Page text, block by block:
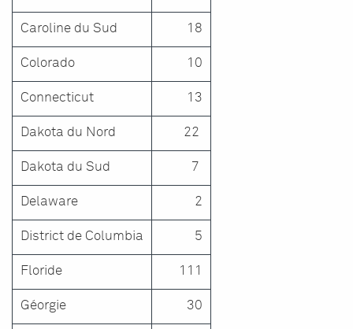
Caroline du Sud 18
Colorado 10
Connecticut 13
Dakota du Nord 22
Dakota du Sud 7
Delaware 2
District de Columbia 5
Floride 111
Géorgie 30